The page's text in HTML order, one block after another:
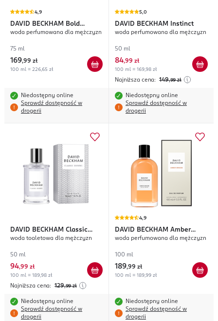
4,9
DAVID BECKHAM
Bold
Instinct
woda perfumowana dla mężczyzn
75 ml
169,99 zł
100 ml = 226,65 zł
Niedostępny online
Sprawdź dostępność w
drogerii
5,0
DAVID BECKHAM Instinct
woda perfumowana dla mężczyzn
50 ml
84,99 zł
100 ml = 169,98 zł
Najniższa cena: 149,99 zł
Niedostępny online
Sprawdź dostępność w
drogerii
DAVID BECKHAM Classic
Homme
woda toaletowa dla mężczyzn
50 ml
94,99 zł
100 ml = 189,98 zł
Najniższa cena: 129,99 zł
Niedostępny online
Sprawdź dostępność w
drogerii
4,9
DAVID BECKHAM Amber
Breeze
woda perfumowana dla mężczyzn
100 ml
189,99 zł
100 ml = 189,99 zł
Niedostępny online
Sprawdź dostępność w
drogerii